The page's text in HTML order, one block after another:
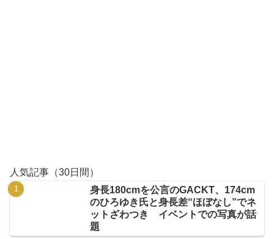
人気記事（30日間）
身長180cmを公言のGACKT、174cm
のひろゆき氏と身長差“ほぼなし”でネ
ットざわつき イベントでの写真が話
題